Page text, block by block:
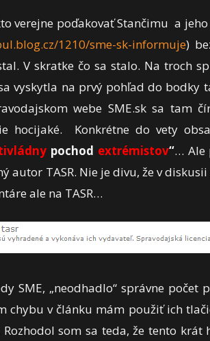
verejne poďakovať Stančimu a
1210/sme-sk-informuje)
V skratke čo sa stalo. Na troch
vyskytla na prvý pohľad do bodky
webe SME.sk sa tam
hocijaké. Konkrétne do vety
pochod extrémistov“… Ale
autor TASR. Nie je divu, že v
ale na TASR…
SME, „neodhadlo“ správne počet
chybu v článku mám použiť ich
som sa teda, že tento krát